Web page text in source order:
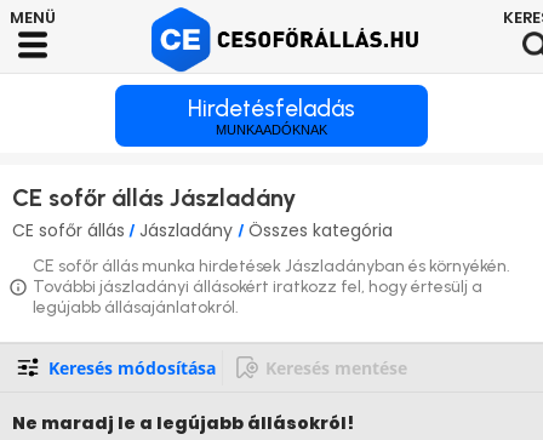
Hirdetésfeladás
MUNKAADÓKNAK
CE sofőr állás Jászladány
CE sofőr állás / Jászladány / Összes kategória
CE sofőr állás munka hirdetések Jászladányban és környékén.
További jászladányi állásokért iratkozz fel, hogy értesülj a
legújabb állásajánlatokról.
Keresés módosítása Keresés mentése
Ne maradj le a legújabb állásokról!